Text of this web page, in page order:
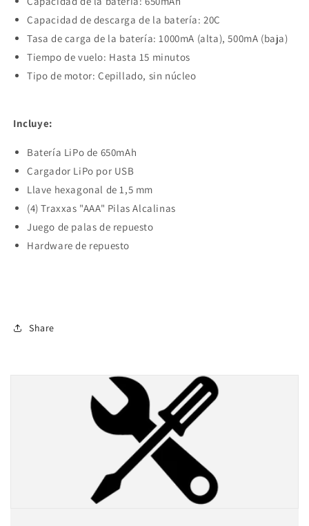
Capacidad de descarga de la batería: 20C
Tasa de carga de la batería: 1000mA (alta), 500mA (baja)
Tiempo de vuelo: Hasta 15 minutos
Tipo de motor: Cepillado, sin núcleo
Incluye:
Batería LiPo de 650mAh
Cargador LiPo por USB
Llave hexagonal de 1,5 mm
(4) Traxxas "AAA" Pilas Alcalinas
Juego de palas de repuesto
Hardware de repuesto
Share
Compra ahora y paga a meses
sin tarjeta de crédito
Agrega tu producto al carrito y
pagar con Meses sin Tarjeta.
2 En tu cuenta de Mercado Pago,
la cantidad de meses